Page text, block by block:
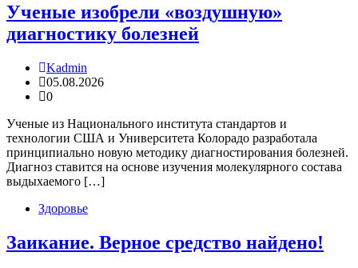
Ученые изобрели «воздушную»
диагностику болезней
Kadmin
05.08.2026
0
Ученые из Национального института стандартов и
технологии США и Университета Колорадо разработала
принципиально новую методику диагностирования болезней.
Диагноз ставится на основе изучения молекулярного состава
выдыхаемого […]
Здоровье
Заикание. Верное средство найдено!